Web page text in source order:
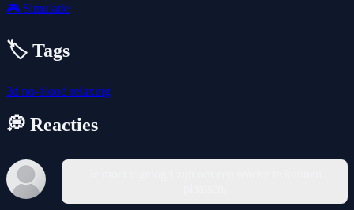
🎮 Simulatie
🏷️ Tags
3d no-blood relaxing
💭 Reacties